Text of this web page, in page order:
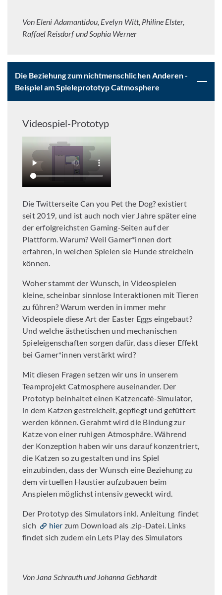
Von Eleni Adamantidou, Evelyn Witt, Philine Elster,
Raffael Reisdorf und Sophia Werner
Die Beziehung zum nichtmenschlichen Anderen -
Beispiel am Spieleprototyp Catmosphere
Videospiel-Prototyp
Die Twitterseite Can you Pet the Dog? existiert
seit 2019, und ist auch noch vier Jahre später eine
der erfolgreichsten Gaming-Seiten auf der
Plattform. Warum? Weil Gamer*innen dort
erfahren, in welchen Spielen sie Hunde streicheln
können.
Woher stammt der Wunsch, in Videospielen
kleine, scheinbar sinnlose Interaktionen mit Tieren
zu führen? Warum werden in immer mehr
Videospiele diese Art der Easter Eggs eingebaut?
Und welche ästhetischen und mechanischen
Spieleigenschaften sorgen dafür, dass dieser Effekt
bei Gamer*innen verstärkt wird?
Mit diesen Fragen setzen wir uns in unserem
Teamprojekt Catmosphere auseinander. Der
Prototyp beinhaltet einen Katzencafé-Simulator,
in dem Katzen gestreichelt, gepflegt und gefüttert
werden können. Gerahmt wird die Bindung zur
Katze von einer ruhigen Atmosphäre. Während
der Konzeption haben wir uns darauf konzentriert,
die Katzen so zu gestalten und ins Spiel
einzubinden, dass der Wunsch eine Beziehung zu
dem virtuellen Haustier aufzubauen beim
Anspielen möglichst intensiv geweckt wird.
Der Prototyp des Simulators inkl. Anleitung findet
sich
hier zum Download als .zip-Datei. Links
findet sich zudem ein Lets Play des Simulators
Von Jana Schrauth und Johanna Gebhardt